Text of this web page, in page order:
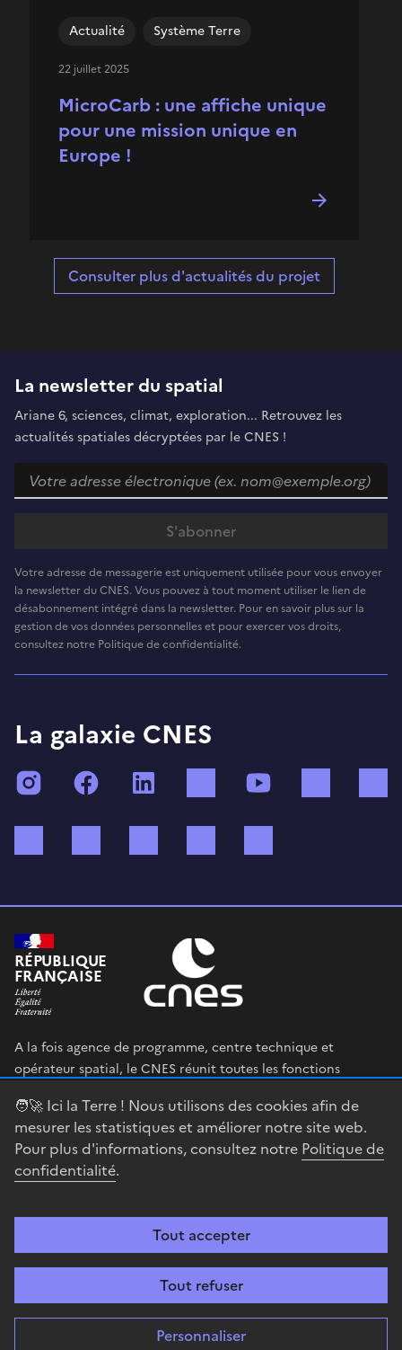
🧑‍🚀 Ici la Terre ! Nous utilisons des cookies afin de
mesurer les statistiques et améliorer notre site web.
Pour plus d'informations, consultez notre Politique de
confidentialité.
Tout accepter
Tout refuser
Personnaliser
MicroCarb : une affiche unique
pour une mission unique en
Europe !
Actualité Système Terre
22 juillet 2025
Consulter plus d'actualités du projet
La newsletter du spatial
Ariane 6, sciences, climat, exploration... Retrouvez les
actualités spatiales décryptées par le CNES !
Votre adresse de messagerie est uniquement utilisée pour vous envoyer
la newsletter du CNES. Vous pouvez à tout moment utiliser le lien de
désabonnement intégré dans la newsletter. Pour en savoir plus sur la
gestion de vos données personnelles et pour exercer vos droits,
consultez notre Politique de confidentialité.
La galaxie CNES
InstagramFacebook TikTok
RÉPUBLIQUE
FRANÇAISE
A la fois agence de programme, centre technique et
opérateur spatial, le CNES réunit toutes les fonctions
en œuvre sa stratégie spatiale.
legifrance.gouv.fr
gouvernement.fr
Accessibilité : partiellement conforme Mentions légales
Gestion des cookies
guyanais
Sauf mention explicite de propriété intellectuelle détenue par des tiers,